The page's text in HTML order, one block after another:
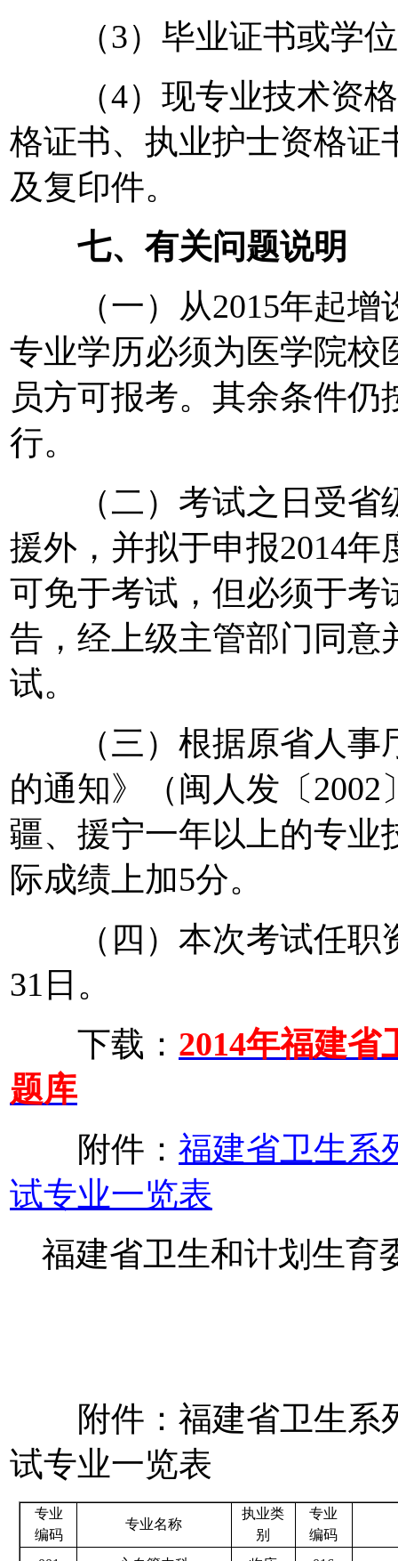
（3）毕业证书或学位
（4）现专业技术资格
格证书、执业护士资格证
及复印件。
七、有关问题说明
（一）从2015年起增
专业学历必须为医学院校
员方可报考。其余条件仍
行。
（二）考试之日受省
援外，并拟于申报2014
可免于考试，但必须于考
告，经上级主管部门同意
试。
（三）根据原省人事
的通知》（闽人发〔
疆、援宁一年以上的专业
际成绩上加5分。
（四）本次考试任职资
31日。
下载： 2014年福建
题库
附件： 福建省卫生系
试专业一览表
福建省卫生和计划生育
附件： 福建省卫生系
试专业一览表
专业
编码
专业名称
执业类
别
专业
编码